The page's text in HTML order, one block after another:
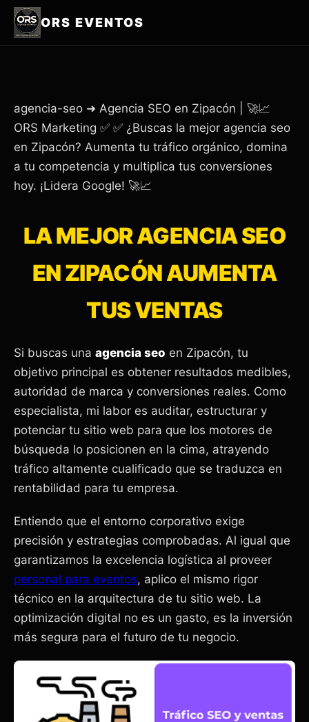
ORS EVENTOS
agencia-seo ➜ Agencia SEO en Zipacón | 🚀📈
ORS Marketing ✅ ✅ ¿Buscas la mejor agencia seo
en Zipacón? Aumenta tu tráfico orgánico, domina
a tu competencia y multiplica tus conversiones
hoy. ¡Lidera Google! 🚀📈
LA MEJOR AGENCIA SEO
EN ZIPACÓN AUMENTA
TUS VENTAS
Si buscas una agencia seo en Zipacón, tu
objetivo principal es obtener resultados medibles,
autoridad de marca y conversiones reales. Como
especialista, mi labor es auditar, estructurar y
potenciar tu sitio web para que los motores de
búsqueda lo posicionen en la cima, atrayendo
tráfico altamente cualificado que se traduzca en
rentabilidad para tu empresa.
Entiendo que el entorno corporativo exige
precisión y estrategias comprobadas. Al igual que
garantizamos la excelencia logística al proveer
personal para eventos, aplico el mismo rigor
técnico en la arquitectura de tu sitio web. La
optimización digital no es un gasto, es la inversión
más segura para el futuro de tu negocio.